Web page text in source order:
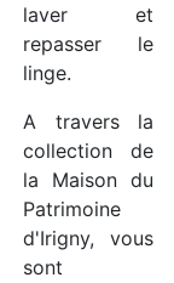
laver et
repasser le
linge.
A travers la
collection de
la Maison du
Patrimoine
d'Irigny, vous
sont